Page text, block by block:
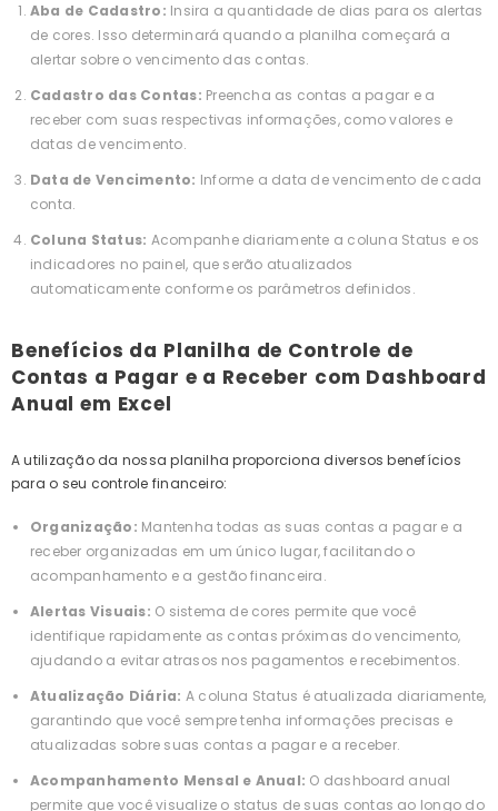
Aba de Cadastro: Insira a quantidade de dias para os alertas
de cores. Isso determinará quando a planilha começará a
alertar sobre o vencimento das contas.
Cadastro das Contas: Preencha as contas a pagar e a
receber com suas respectivas informações, como valores e
datas de vencimento.
Data de Vencimento: Informe a data de vencimento de cada
conta.
Coluna Status: Acompanhe diariamente a coluna Status e os
indicadores no painel, que serão atualizados
automaticamente conforme os parâmetros definidos.
Benefícios da Planilha de Controle de
Contas a Pagar e a Receber com Dashboard
Anual em Excel
A utilização da nossa planilha proporciona diversos benefícios
para o seu controle financeiro:
Organização: Mantenha todas as suas contas a pagar e a
receber organizadas em um único lugar, facilitando o
acompanhamento e a gestão financeira.
Alertas Visuais: O sistema de cores permite que você
identifique rapidamente as contas próximas do vencimento,
ajudando a evitar atrasos nos pagamentos e recebimentos.
Atualização Diária: A coluna Status é atualizada diariamente,
garantindo que você sempre tenha informações precisas e
atualizadas sobre suas contas a pagar e a receber.
Acompanhamento Mensal e Anual: O dashboard anual
permite que você visualize o status de suas contas ao longo do